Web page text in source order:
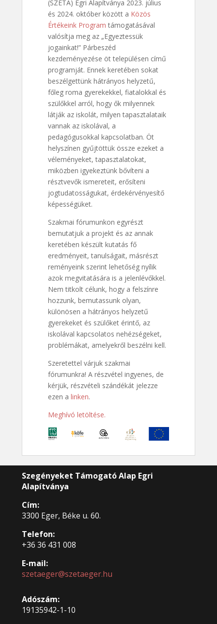
(SZETA) Egri Alapítványa 2023. július
és 2024. október között a Közös
Értékeink Program támogatásával
valósítja meg az „Egyeztessük
jogainkat!” Párbeszéd
kezdeményezése öt településen című
programját. Ennek keretében sokat
beszélgettünk hátrányos helyzetű,
főleg roma gyerekekkel, fiatalokkal és
szülőkkel arról, hogy ők milyennek
látják az iskolát, milyen tapasztalataik
vannak az iskolával, a
pedagógusokkal kapcsolatban. Öt
helyszínen gyűjtöttük össze ezeket a
véleményeket, tapasztalatokat,
miközben igyekeztünk bővíteni a
résztvevők ismereteit, erősíteni
jogtudatosságukat, érdekérvényesítő
képességüket.
Szakmai fórumunkon egyrészt
bemutatjuk a projekt és az annak
keretében készült kutatás fő
eredményeit, tanulságait, másrészt
reményeink szerint lehetőség nyílik
azok megvitatására is a jelenlévőkkel.
Nem titkolt célunk, hogy a felszínre
hozzunk, bemutassunk olyan,
különösen a hátrányos helyzetű
gyerekeket és szülőket érintő, az
iskolával kapcsolatos nehézségeket,
problémákat, amelyekről beszélni kell.
Szeretettel várjuk szakmai
fórumunkra! A részvétel ingyenes, de
kérjük, részvételi szándékát jelezze
ezen alinken.
Meghívó letöltése.
Szegényeket Támogató Alap Egri
Alapítványa
Cím:
3300 Eger, Béke u. 60.
Telefon:
+36 36 431 008
E-mail:
szetaeger@szetaeger.hu
Adószám:
19135942-1-10